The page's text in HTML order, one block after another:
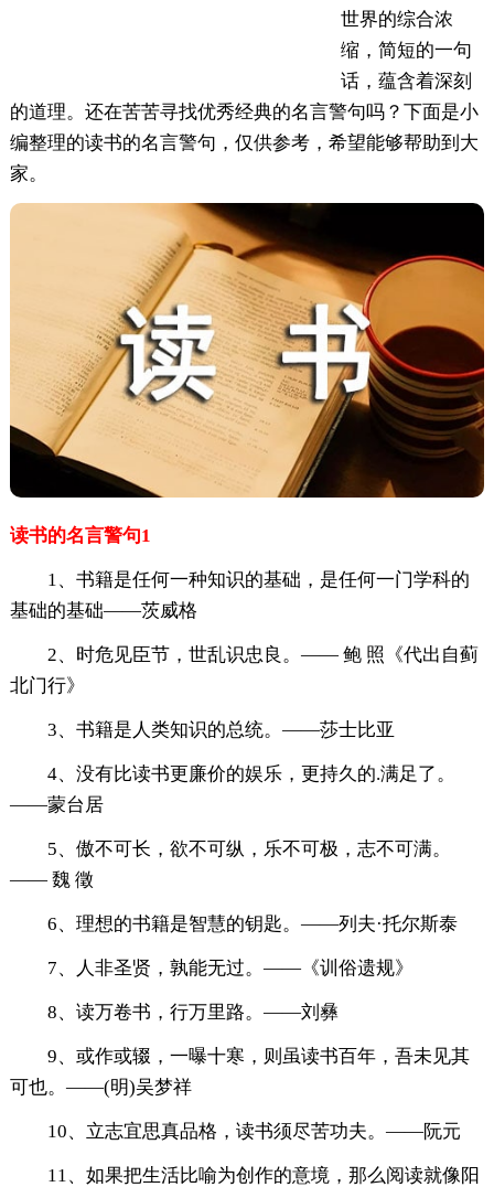
世界的综合浓
缩，简短的一句
话，蕴含着深刻
的道理。还在苦苦寻找优秀经典的名言警句吗？下面是小
编整理的读书的名言警句，仅供参考，希望能够帮助到大
家。
读书的名言警句1
1、书籍是任何一种知识的基础，是任何一门学科的
基础的基础——茨威格
2、时危见臣节，世乱识忠良。—— 鲍 照《代出自蓟
北门行》
3、书籍是人类知识的总统。——莎士比亚
4、没有比读书更廉价的娱乐，更持久的.满足了。
——蒙台居
5、傲不可长，欲不可纵，乐不可极，志不可满。
—— 魏 徵
6、理想的书籍是智慧的钥匙。——列夫·托尔斯泰
7、人非圣贤，孰能无过。——《训俗遗规》
8、读万卷书，行万里路。——刘彝
9、或作或辍，一曝十寒，则虽读书百年，吾未见其
可也。——(明)吴梦祥
10、立志宜思真品格，读书须尽苦功夫。——阮元
11、如果把生活比喻为创作的意境，那么阅读就像阳